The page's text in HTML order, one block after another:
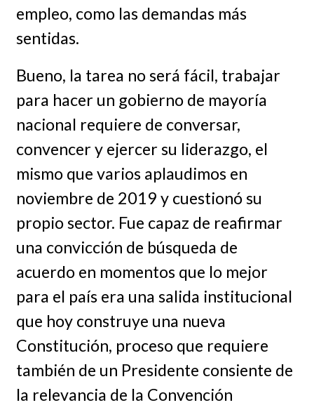
empleo, como las demandas más
sentidas.
Bueno, la tarea no será fácil, trabajar
para hacer un gobierno de mayoría
nacional requiere de conversar,
convencer y ejercer su liderazgo, el
mismo que varios aplaudimos en
noviembre de 2019 y cuestionó su
propio sector. Fue capaz de reafirmar
una convicción de búsqueda de
acuerdo en momentos que lo mejor
para el país era una salida institucional
que hoy construye una nueva
Constitución, proceso que requiere
también de un Presidente consiente de
la relevancia de la Convención